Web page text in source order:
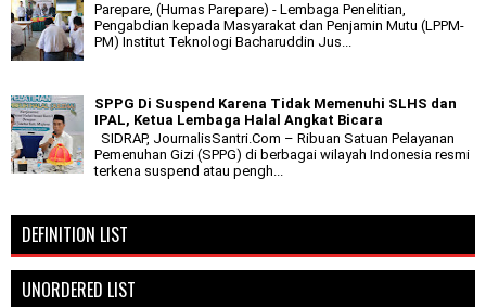
Parepare, (Humas Parepare) - Lembaga Penelitian,
Pengabdian kepada Masyarakat dan Penjamin Mutu (LPPM-
PM) Institut Teknologi Bacharuddin Jus...
SPPG Di Suspend Karena Tidak Memenuhi SLHS dan
IPAL, Ketua Lembaga Halal Angkat Bicara
SIDRAP, JournalisSantri.Com – Ribuan Satuan Pelayanan
Pemenuhan Gizi (SPPG) di berbagai wilayah Indonesia resmi
terkena suspend atau pengh...
DEFINITION LIST
UNORDERED LIST